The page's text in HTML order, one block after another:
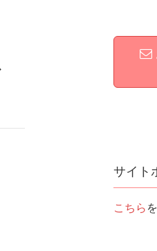
サイト
こちら